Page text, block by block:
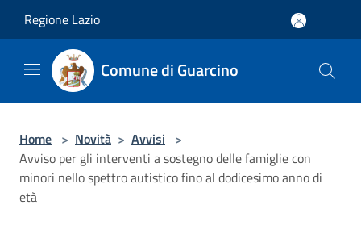
Regione Lazio
Comune di Guarcino
Home > Novità > Avvisi >
Avviso per gli interventi a sostegno delle famiglie con
minori nello spettro autistico fino al dodicesimo anno di
età